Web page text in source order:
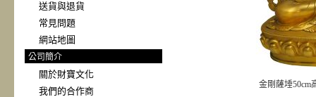
送貨與退貨
常見問題
網站地圖
公司簡介
關於財寶文化
我們的合作商
金剛薩埵50cm